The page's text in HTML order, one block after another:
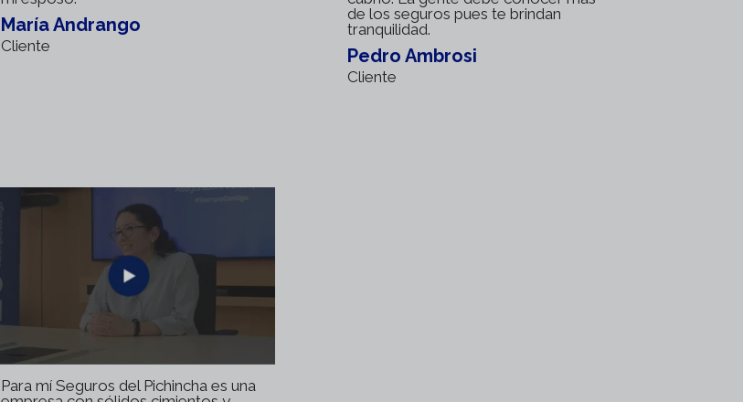
María Andrango
Cliente
de los seguros pues te brindan
tranquilidad.
Pedro Ambrosi
Cliente
Para mí Seguros del Pichincha es una